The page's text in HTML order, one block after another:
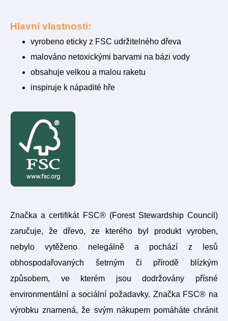
Hlavní vlastnosti:
vyrobeno eticky z FSC udržitelného dřeva
malováno netoxickými barvami na bázi vody
obsahuje velkou a malou raketu
inspiruje k nápadité hře
Značka a certifikát FSC® (Forest Stewardship Council)
zaručuje, že dřevo, ze kterého byl produkt vyroben,
nebylo vytěženo nelegálně a pochází z lesů
obhospodařovaných šetrným či přírodě blízkým
způsobem, ve kterém jsou dodržovány přísné
environmentální a sociální požadavky. Značka FSC® na
výrobku znamená, že svým nákupem pomáháte chránit